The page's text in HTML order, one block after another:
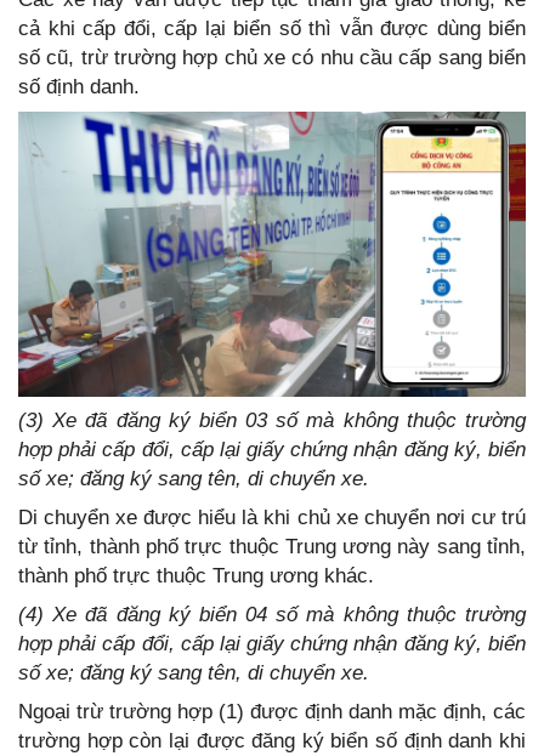
cả khi cấp đổi, cấp lại biển số thì vẫn được dùng biển
số cũ, trừ trường hợp chủ xe có nhu cầu cấp sang biển
số định danh.
(3) Xe đã đăng ký biển 03 số mà không thuộc trường
hợp phải cấp đổi, cấp lại giấy chứng nhận đăng ký, biển
số xe; đăng ký sang tên, di chuyển xe.
Di chuyển xe được hiểu là khi chủ xe chuyển nơi cư trú
từ tỉnh, thành phố trực thuộc Trung ương này sang tỉnh,
thành phố trực thuộc Trung ương khác.
(4) Xe đã đăng ký biển 04 số mà không thuộc trường
hợp phải cấp đổi, cấp lại giấy chứng nhận đăng ký, biển
số xe; đăng ký sang tên, di chuyển xe.
Ngoại trừ trường hợp (1) được định danh mặc định, các
trường hợp còn lại được đăng ký biển số định danh khi